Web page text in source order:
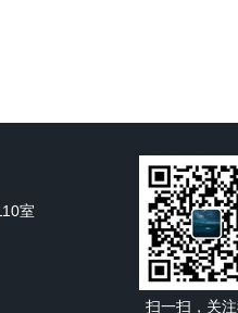
室
扫一扫，关